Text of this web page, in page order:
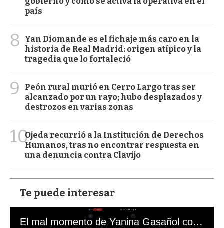
país
8
Yan Diomande es el fichaje más caro en la
historia de Real Madrid: origen atípico y la
tragedia que lo fortaleció
9
Peón rural murió en Cerro Largo tras ser
alcanzado por un rayo; hubo desplazados y
destrozos en varias zonas
10Ojeda recurrió a la Institución de Derechos
Humanos, tras no encontrar respuesta en
una denuncia contra Clavijo
Te puede interesar
El mal momento de Yanina Gasañol con un hincha argentino en "Subrayado"